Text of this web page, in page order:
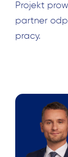
Projekt
partner
pracy.